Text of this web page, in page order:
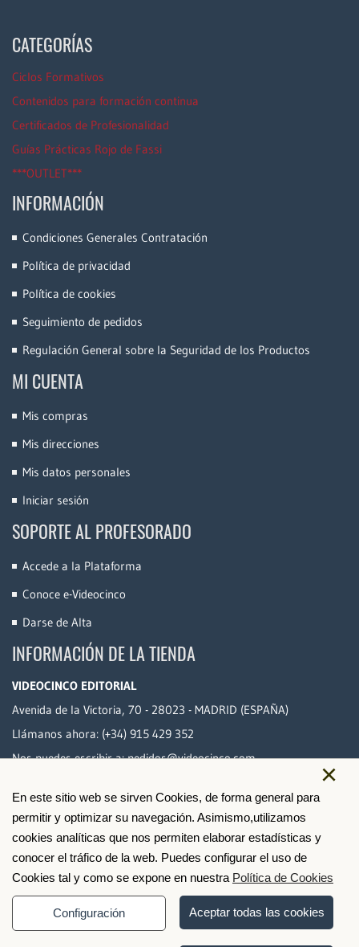
×
En este sitio web se sirven Cookies, de forma general para
permitir y optimizar su navegación. Asimismo,utilizamos
cookies analíticas que nos permiten elaborar estadísticas y
conocer el tráfico de la web. Puedes configurar el uso de
Cookies tal y como se expone en nuestra Política de Cookies
Configuración Aceptar todas las cookies
CATEGORÍAS
Ciclos Formativos
Contenidos para formación continua
Certificados de Profesionalidad
Guías Prácticas Rojo de Fassi
***OUTLET***
INFORMACIÓN
Condiciones Generales Contratación
Política de privacidad
Política de cookies
Seguimiento de pedidos
Regulación General sobre la Seguridad de los Productos
MI CUENTA
Mis compras
Mis direcciones
Mis datos personales
Iniciar sesión
SOPORTE AL PROFESORADO
Accede a la Plataforma
Conoce e-Videocinco
Darse de Alta
INFORMACIÓN DE LA TIENDA
VIDEOCINCO EDITORIAL
Avenida de la Victoria, 70 - 28023 - MADRID (ESPAÑA)
Llámanos ahora: (+34) 915 429 352
Nos puedes escribir a:pedidos@videocinco.com
PAGO SEGURO